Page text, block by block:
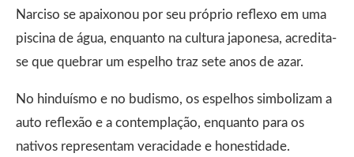
Narciso se apaixonou por seu próprio reflexo em uma
piscina de água, enquanto na cultura japonesa, acredita-
se que quebrar um espelho traz sete anos de azar.
No hinduísmo e no budismo, os espelhos simbolizam a
auto reflexão e a contemplação, enquanto para os
nativos representam veracidade e honestidade.